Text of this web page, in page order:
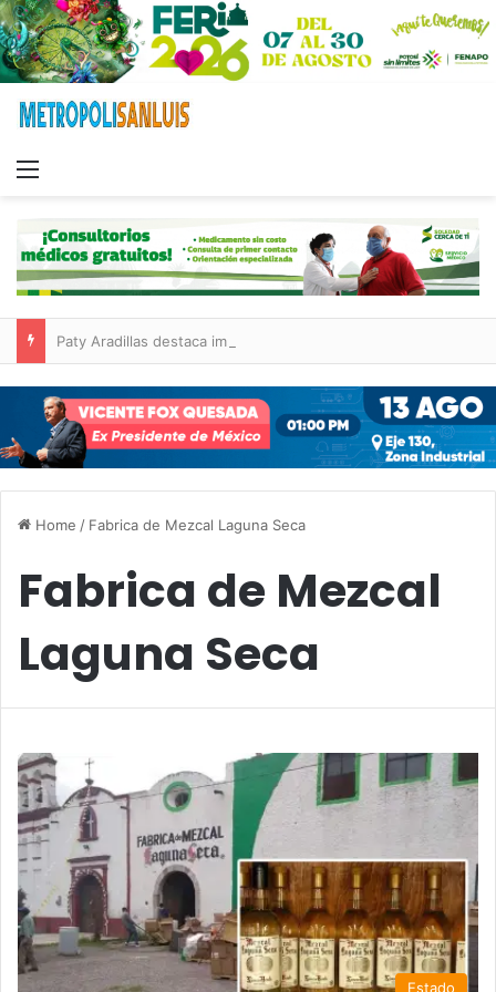
Home / Fabrica de Mezcal Laguna Seca
Fabrica de Mezcal
Laguna Seca
Estado